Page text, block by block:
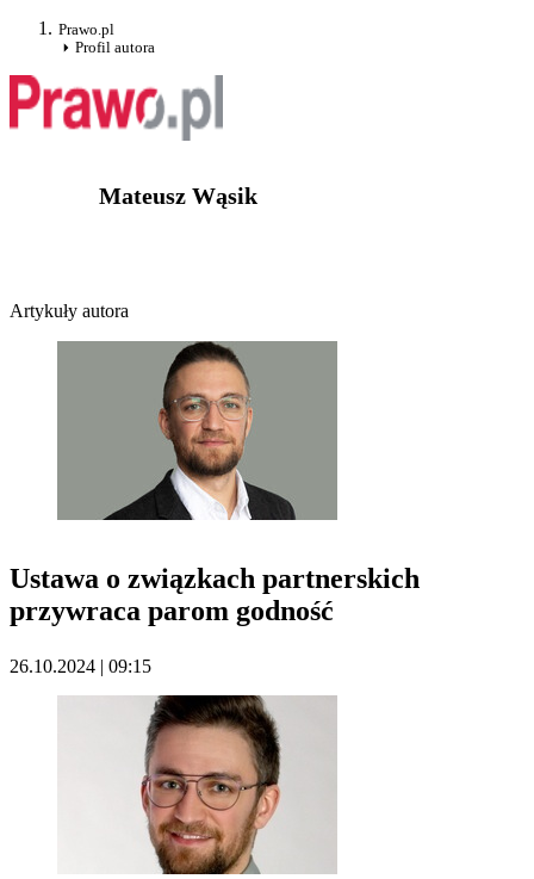
Prawo.pl
Profil autora
Mateusz Wąsik
Artykuły autora
Ustawa o związkach partnerskich
przywraca parom godność
26.10.2024 | 09:15